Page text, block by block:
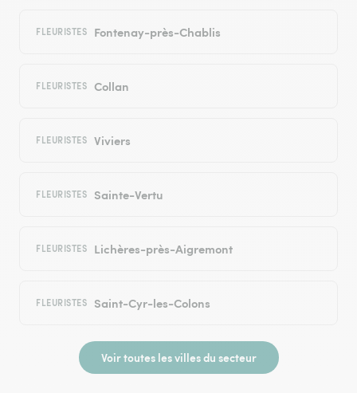
FLEURISTES Fontenay-près-Chablis
FLEURISTES Collan
FLEURISTES Viviers
FLEURISTES Sainte-Vertu
FLEURISTES Lichères-près-Aigremont
FLEURISTES Saint-Cyr-les-Colons
Voir toutes les villes du secteur